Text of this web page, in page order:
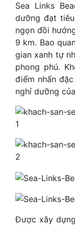
Sea Links
dưỡng đạt
ngọn đồi
9 km. Bao
gian xanh tự
phong phú.
điểm nhấn
nghỉ dưỡng
Được xây